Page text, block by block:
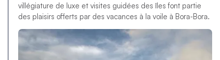
villégiature de luxe et visites guidées des îles font partie
des plaisirs offerts par des vacances à la voile à Bora-Bora.